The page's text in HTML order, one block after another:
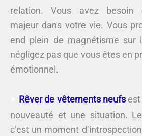
relation. Vous avez besoin
majeur dans votre vie. Vous
end plein de magnétisme sur
négligez pas que vous êtes en
émotionnel.
Rêver de vêtements neufsest
nouveauté et une situation.
c’est un moment